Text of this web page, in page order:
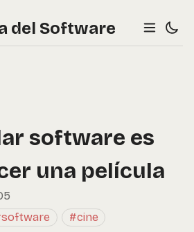
del Software
software es
una película
#cine